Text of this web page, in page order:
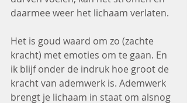
daarmee weer het lichaam verlaten.
Het is goud waard om zo (zachte
kracht) met emoties om te gaan. En
ik blijf onder de indruk hoe groot de
kracht van ademwerk is. Ademwerk
brengt je lichaam in staat om alsnog